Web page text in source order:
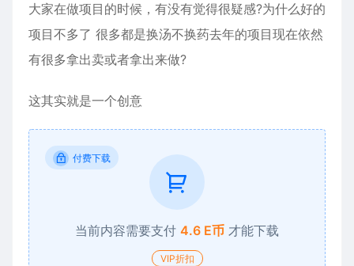
大家在做项目的时候，有没有觉得很疑感?为什么好的
项目不多了 很多都是换汤不换药去年的项目现在依然
有很多拿出卖或者拿出来做?
这其实就是一个创意
付费下载
当前内容需要支付 4.6 E币 才能下载
VIP折扣